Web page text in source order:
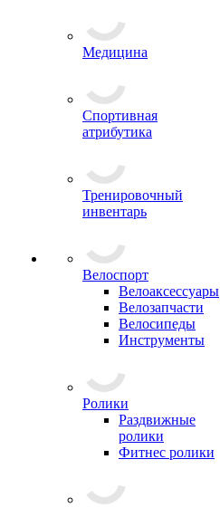
Медицина
Спортивная
атрибутика
Тренировочный
инвентарь
Велоспорт
Велоаксессуары
Велозапчасти
Велосипеды
Инструменты
Ролики
Раздвижные
ролики
Фитнес ролики